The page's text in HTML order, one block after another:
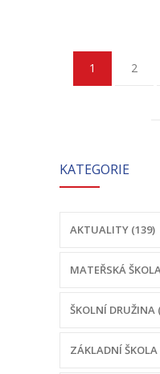
1 2
KATEGORIE
AKTUALITY (139)
MATEŘSKÁ
ŠKOLNÍ DRUŽINA
ZÁKLADNÍ